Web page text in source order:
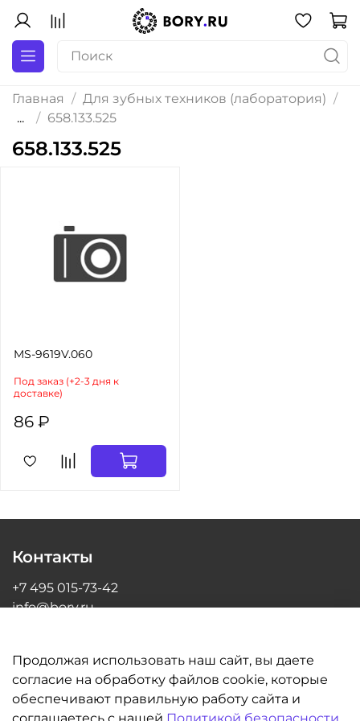
Главная
Для зубных техников (лаборатория)
...
658.133.525
658.133.525
MS-9619V.060
Под заказ (+2-3 дня к
доставке)
86 ₽
Информация
Контакты
+7 495 015-73-42
info@bory.ru
Продолжая использовать наш сайт, вы даете
согласие на обработку файлов cookie, которые
обеспечивают правильную работу сайта и